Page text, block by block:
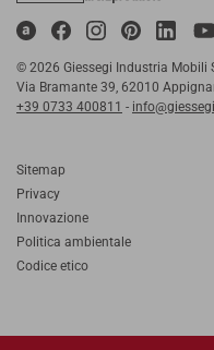
© 2026 Giessegi Industria Mobili
Via Bramante 39, 62010
+39 0733 400811 -
Sitemap
Privacy
Innovazione
Politica ambientale
Codice etico